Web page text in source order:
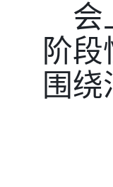
会
阶
围